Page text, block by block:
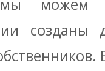
мы можем